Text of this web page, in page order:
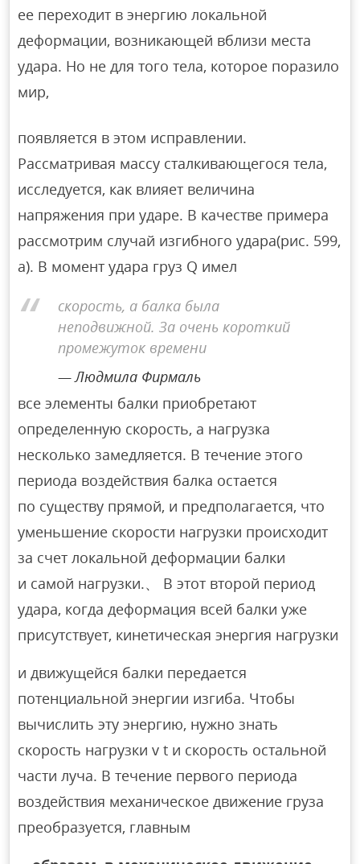
ее переходит в энергию локальной
деформации, возникающей вблизи места
удара. Но не для того тела, которое поразило
мир,
появляется в этом исправлении.
Рассматривая массу сталкивающегося тела,
исследуется, как влияет величина
напряжения при ударе. В качестве примера
рассмотрим случай изгибного удара(рис. 599,
а). В момент удара груз Q имел
скорость, а балка была
неподвижной. За очень короткий
промежуток времени
Людмила Фирмаль
все элементы балки приобретают
определенную скорость, а нагрузка
несколько замедляется. В течение этого
периода воздействия балка остается
по существу прямой, и предполагается, что
уменьшение скорости нагрузки происходит
за счет локальной деформации балки
и самой нагрузки.、 В этот второй период
удара, когда деформация всей балки уже
присутствует, кинетическая энергия нагрузки
и движущейся балки передается
потенциальной энергии изгиба. Чтобы
вычислить эту энергию, нужно знать
скорость нагрузки v t и скорость остальной
части луча. В течение первого периода
воздействия механическое движение груза
преобразуется, главным